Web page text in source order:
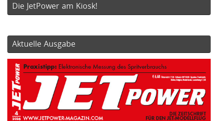
Die JetPower am Kiosk!
Aktuelle Ausgabe